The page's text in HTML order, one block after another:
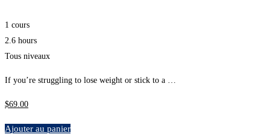
1 cours
2.6 hours
Tous niveaux
If you’re struggling to lose weight or stick to a …
$69.00
Ajouter au panier